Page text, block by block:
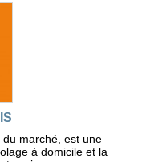
marché, est une
à domicile et la